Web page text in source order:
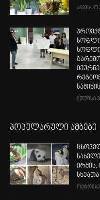
აგვისტო
ივლისი
პოპულარული ამბები
ირმის,
სხვათა